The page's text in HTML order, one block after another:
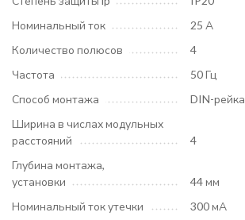
Номинальный ток
25 А
Количество полюсов
4
Частота
50 Гц
Способ монтажа
DIN-рейка
Ширина в числах модульных
расстояний
4
Глубина монтажа,
установки
44 мм
Номинальный ток утечки
300 мА